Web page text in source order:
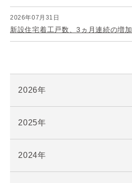
2026年07月31日
新設住宅着工戸数、3ヵ月連続の増加
2026年
2025年
2024年